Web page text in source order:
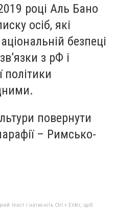
році Аль Бано
осіб, які
безпеці
з рФ і
політики
повернути
– Римсько-
текст і натисніть Ctrl + Enter, щоб